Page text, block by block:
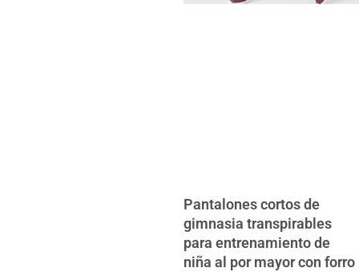
Pantalones cortos de
gimnasia transpirables
para entrenamiento de
niña al por mayor con forro